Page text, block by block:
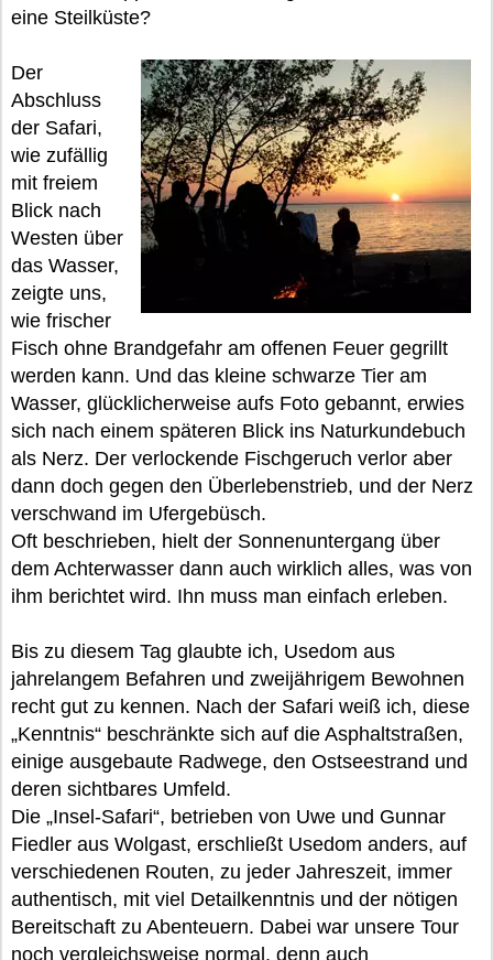
eine Steilküste?
Der
Abschluss
der Safari,
wie zufällig
mit freiem
Blick nach
Westen über
das Wasser,
zeigte uns,
wie frischer
Fisch ohne Brandgefahr am offenen Feuer gegrillt
werden kann. Und das kleine schwarze Tier am
Wasser, glücklicherweise aufs Foto gebannt, erwies
sich nach einem späteren Blick ins Naturkundebuch
als Nerz. Der verlockende Fischgeruch verlor aber
dann doch gegen den Überlebenstrieb, und der Nerz
verschwand im Ufergebüsch.
Oft beschrieben, hielt der Sonnenuntergang über
dem Achterwasser dann auch wirklich alles, was von
ihm berichtet wird. Ihn muss man einfach erleben.
Bis zu diesem Tag glaubte ich, Usedom aus
jahrelangem Befahren und zweijährigem Bewohnen
recht gut zu kennen. Nach der Safari weiß ich, diese
„Kenntnis“ beschränkte sich auf die Asphaltstraßen,
einige ausgebaute Radwege, den Ostseestrand und
deren sichtbares Umfeld.
Die „Insel-Safari“, betrieben von Uwe und Gunnar
Fiedler aus Wolgast, erschließt Usedom anders, auf
verschiedenen Routen, zu jeder Jahreszeit, immer
authentisch, mit viel Detailkenntnis und der nötigen
Bereitschaft zu Abenteuern. Dabei war unsere Tour
noch vergleichsweise normal, denn auch